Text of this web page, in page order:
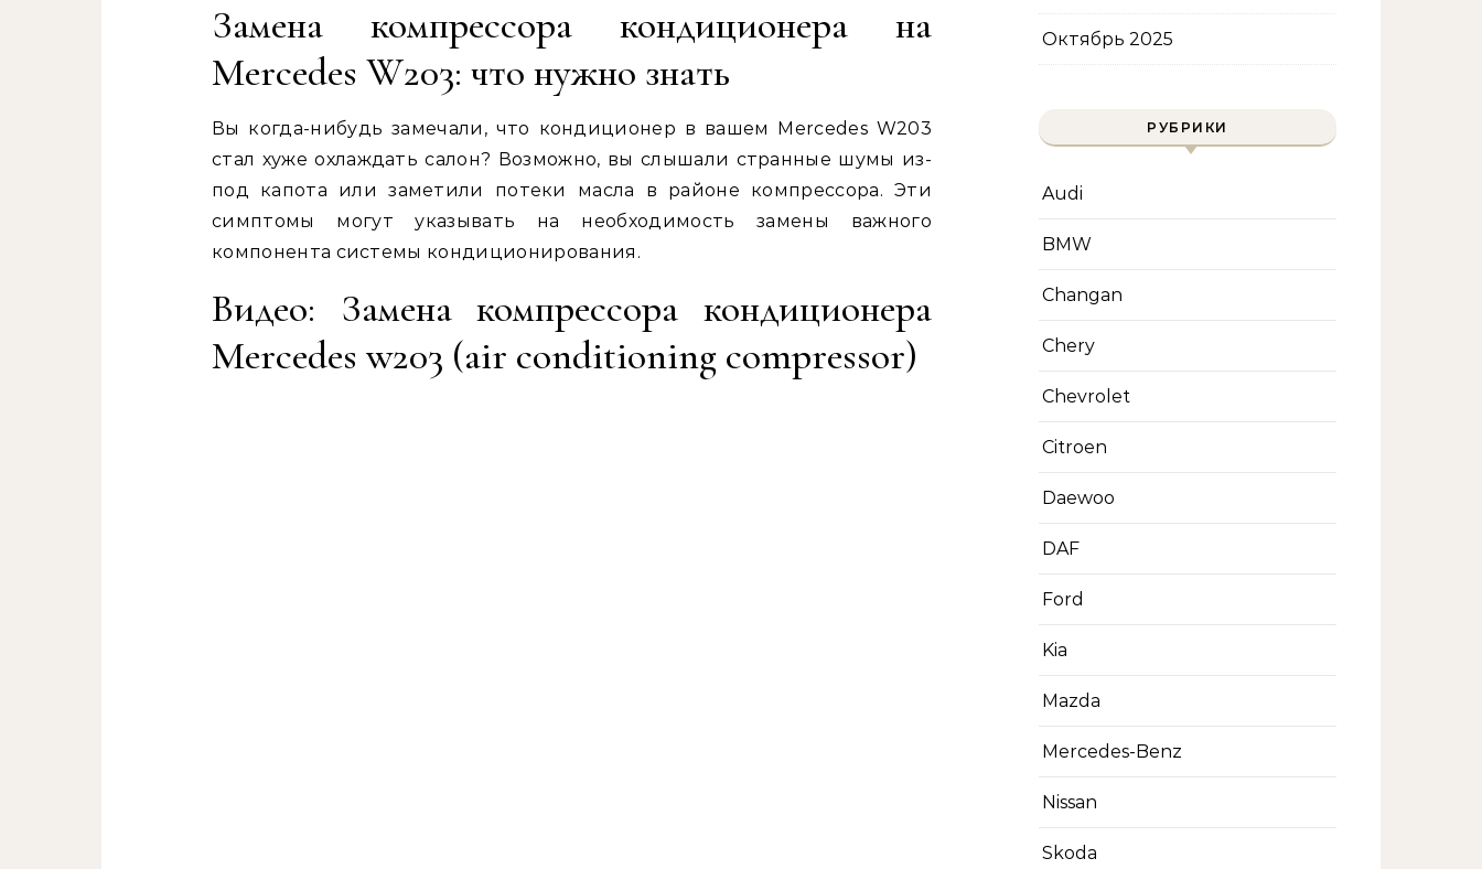
Замена компрессора кондиционера на
Mercedes W203: что нужно знать
Вы когда-нибудь замечали, что кондиционер в вашем Mercedes W203
стал хуже охлаждать салон? Возможно, вы слышали странные шумы из-
под капота или заметили потеки масла в районе компрессора. Эти
симптомы могут указывать на необходимость замены важного
компонента системы кондиционирования.
Видео: Замена компрессора кондиционера
Mercedes w203 (air conditioning compressor)
Октябрь 2025
РУБРИКИ
Audi
BMW
Changan
Chery
Chevrolet
Citroen
Daewoo
DAF
Ford
Kia
Mazda
Mercedes-Benz
Nissan
Skoda